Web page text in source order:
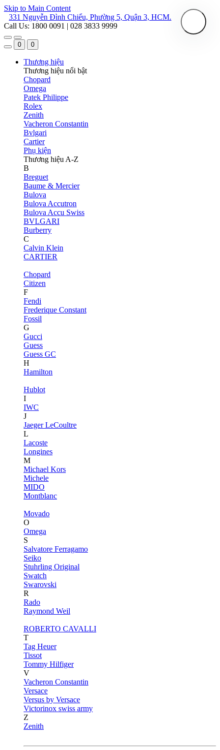
Skip to Main Content
331 Nguyễn Đình Chiểu, Phường 5, Quận 3, HCM.
Call Us: 1800 0091 | 028 3833 9999
0 0
Thương hiệu
Thương hiệu nổi bật
Chopard
Omega
Patek Philippe
Rolex
Zenith
Vacheron Constantin
Bvlgari
Cartier
Phụ kiện
Thương hiệu A-Z
B
Breguet
Baume & Mercier
Bulova
Bulova Accutron
Bulova Accu Swiss
BVLGARI
Burberry
C
Calvin Klein
CARTIER
Chopard
Citizen
F
Fendi
Frederique Constant
Fossil
G
Gucci
Guess
Guess GC
H
Hamilton
Hublot
I
IWC
J
Jaeger LeCoultre
L
Lacoste
Longines
M
Michael Kors
Michele
MIDO
Montblanc
Movado
O
Omega
S
Salvatore Ferragamo
Seiko
Stuhrling Original
Swatch
Swarovski
R
Rado
Raymond Weil
ROBERTO CAVALLI
T
Tag Heuer
Tissot
Tommy Hilfiger
V
Vacheron Constantin
Versace
Versus by Versace
Victorinox swiss army
Z
Zenith